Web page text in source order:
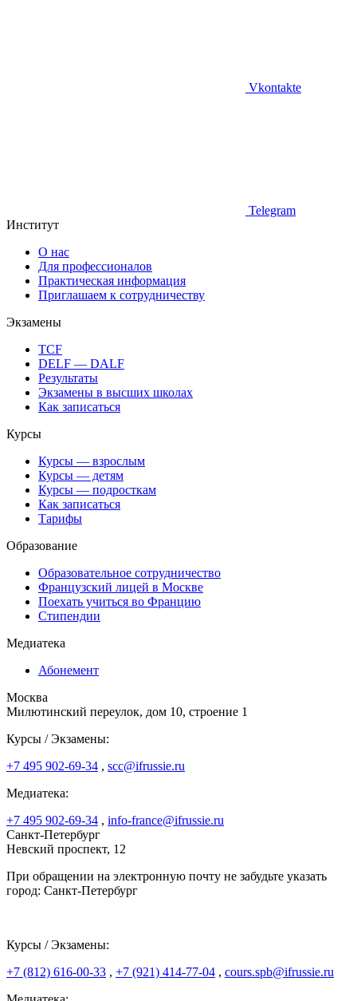
Vkontakte
Telegram
Институт
О нас
Для профессионалов
Практическая информация
Приглашаем к сотрудничеству
Экзамены
TCF
DELF — DALF
Результаты
Экзамены в высших школах
Как записаться
Курсы
Курсы — взрослым
Курсы — детям
Курсы — подросткам
Как записаться
Тарифы
Образование
Образовательное сотрудничество
Французский лицей в Москве
Поехать учиться во Францию
Стипендии
Медиатека
Абонемент
Москва
Милютинский переулок, дом 10, строение 1
Курсы / Экзамены:
+7 495 902-69-34 , scc@ifrussie.ru
Медиатека:
+7 495 902-69-34 , info-france@ifrussie.ru
Санкт-Петербург
Невский проспект, 12
При обращении на электронную почту не забудьте указать
город: Санкт-Петербург
Курсы / Экзамены:
+7 (812) 616-00-33 , +7 (921) 414-77-04 , cours.spb@ifrussie.ru